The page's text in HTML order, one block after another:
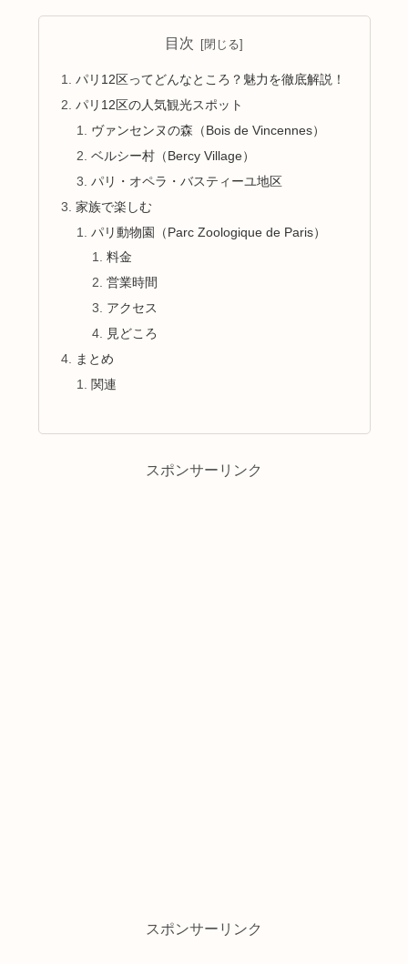
目次
パリ12区ってどんなところ？魅力を徹底解説！
パリ12区の人気観光スポット
ヴァンセンヌの森（Bois de Vincennes）
ベルシー村（Bercy Village）
パリ・オペラ・バスティーユ地区
家族で楽しむ
パリ動物園（Parc Zoologique de Paris）
料金
営業時間
アクセス
見どころ
まとめ
関連
スポンサーリンク
スポンサーリンク